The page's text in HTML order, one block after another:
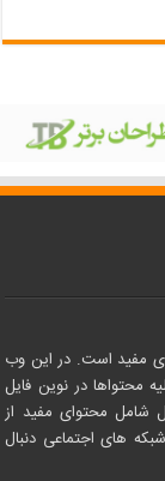
مفید است. در این وب
محتواها در نوین فایل
شامل محتوای مفید از
های اجتماعی دنبال